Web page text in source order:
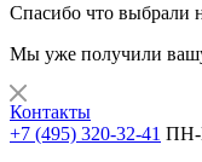
Спасибо что выбрали
Мы уже получили
Контакты
+7 (495) 320-32-41 ПН-